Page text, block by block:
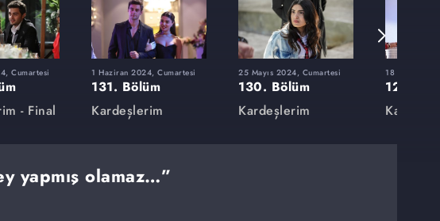
Cumartesi
- Final
1 Haziran 2024, Cumartesi
131. Bölüm
Kardeşlerim
25 Mayıs 2024, Cumartesi
130. Bölüm
Kardeşlerim
18 Mayıs
129.
yapmış olamaz…”